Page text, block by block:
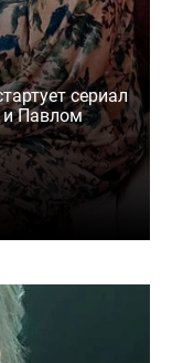
сериал
и Павлом